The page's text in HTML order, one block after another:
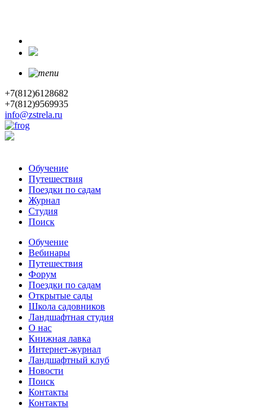
+7(812)6128682
+7(812)9569935
info@zstrela.ru
Обучение
Путешествия
Поездки по садам
Журнал
Студия
Поиск
Обучение
Вебинары
Путешествия
Форум
Поездки по садам
Открытые сады
Школа садовников
Ландшафтная студия
О нас
Книжная лавка
Интернет-журнал
Ландшафтный клуб
Новости
Поиск
Контакты
Контакты